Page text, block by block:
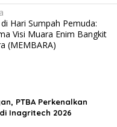
t
p
a
t
Hari Sumpah Pemuda:
Visi Muara Enim Bangkit
(MEMBARA)
PTBA Perkenalkan
Inagritech 2026